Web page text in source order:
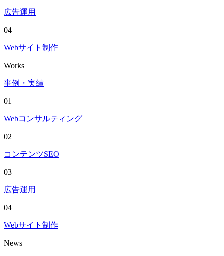
広告運用
04
Webサイト制作
Works
事例・実績
01
Webコンサルティング
02
コンテンツSEO
03
広告運用
04
Webサイト制作
News